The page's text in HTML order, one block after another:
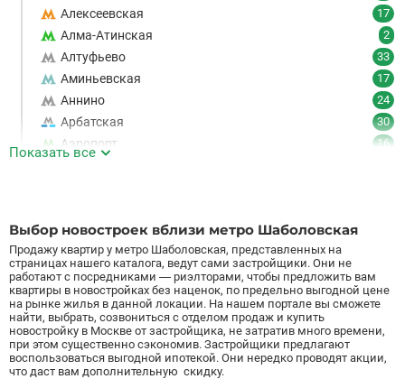
Алексеевская 17
Алма-Атинская 2
Алтуфьево 33
Аминьевская 17
Аннино 24
Арбатская 30
Аэропорт 16
Баррикадная
Бауманская
Беговая
Беломорская 24
Белорусская 23
Беляево
Бибирево
Показать все
Выбор новостроек вблизи метро Шаболовская
Продажу квартир у метро Шаболовская, представленных на
страницах нашего каталога, ведут сами застройщики. Они не
работают с посредниками — риэлторами, чтобы предложить вам
квартиры в новостройках без наценок, по предельно выгодной цене
на рынке жилья в данной локации. На нашем портале вы сможете
найти, выбрать, созвониться с отделом продаж и купить
новостройку в Москве от застройщика, не затратив много времени,
при этом существенно сэкономив. Застройщики предлагают
воспользоваться выгодной ипотекой. Они нередко проводят акции,
что даст вам дополнительную скидку.